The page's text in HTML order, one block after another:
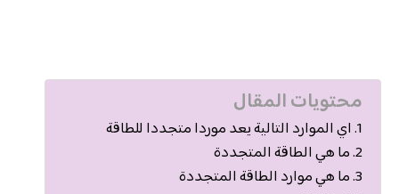
محتويات المقال
اي الموارد التالية يعد موردا متجددا للطاقة
ما هي الطاقة المتجددة
ما هي موارد الطاقة المتجددة